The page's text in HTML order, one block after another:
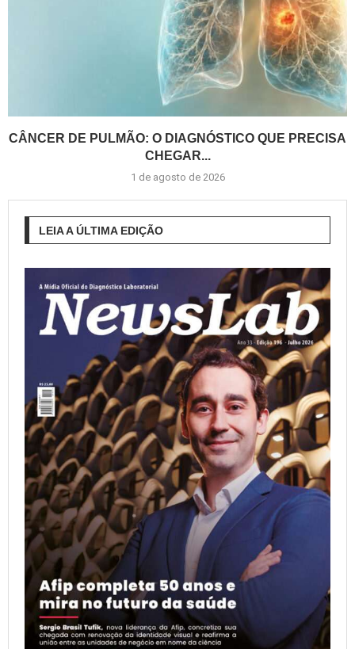
CÂNCER DE PULMÃO: O DIAGNÓSTICO QUE PRECISA
CHEGAR...
1 de agosto de 2026
LEIA A ÚLTIMA EDIÇÃO